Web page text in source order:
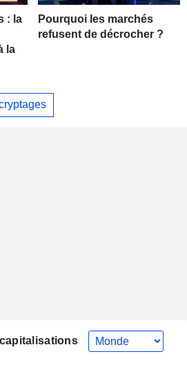
: la
la
Pourquoi les marchés
refusent de décrocher ?